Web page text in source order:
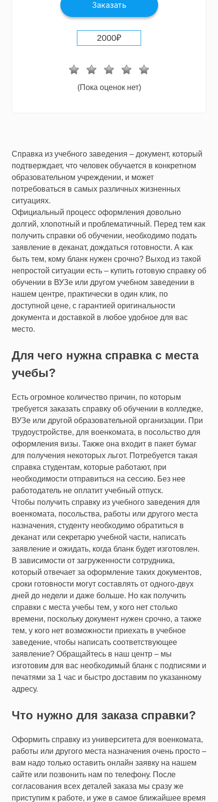
Заказать
2000₽
(Пока оценок нет)
Справка из учебного заведения – документ, который
подтверждает, что человек обучается в конкретном
образовательном учреждении, и может
потребоваться в самых различных жизненных
ситуациях.
Официальный процесс оформления довольно
долгий, хлопотный и проблематичный. Перед тем как
получить справки об обучении, необходимо подать
заявление в деканат, дождаться готовности. А как
быть тем, кому бланк нужен срочно? Выход из такой
непростой ситуации есть – купить готовую справку об
обучении в ВУЗе или другом учебном заведении в
нашем центре, практически в один клик, по
доступной цене, с гарантией оригинальности
документа и доставкой в любое удобное для вас
место.
Для чего нужна справка с места
учебы?
Есть огромное количество причин, по которым
требуется заказать справку об обучении в колледже,
ВУЗе или другой образовательной организации. При
трудоустройстве, для военкомата, в посольство для
оформления визы. Также она входит в пакет бумаг
для получения некоторых льгот. Потребуется такая
справка студентам, которые работают, при
необходимости отправиться на сессию. Без нее
работодатель не оплатит учебный отпуск.
Чтобы получить справку из учебного заведения для
военкомата, посольства, работы или другого места
назначения, студенту необходимо обратиться в
деканат или секретарю учебной части, написать
заявление и ожидать, когда бланк будет изготовлен.
В зависимости от загруженности сотрудника,
который отвечает за оформление таких документов,
сроки готовности могут составлять от одного-двух
дней до недели и даже больше. Но как получить
справки с места учебы тем, у кого нет столько
времени, поскольку документ нужен срочно, а также
тем, у кого нет возможности приехать в учебное
заведение, чтобы написать соответствующее
заявление? Обращайтесь в наш центр – мы
изготовим для вас необходимый бланк с подписями и
печатями за 1 час и быстро доставим по указанному
адресу.
Что нужно для заказа справки?
Оформить справку из университета для военкомата,
работы или другого места назначения очень просто –
вам надо только оставить онлайн заявку на нашем
сайте или позвонить нам по телефону. После
согласования всех деталей заказа мы сразу же
приступим к работе, и уже в самое ближайшее время